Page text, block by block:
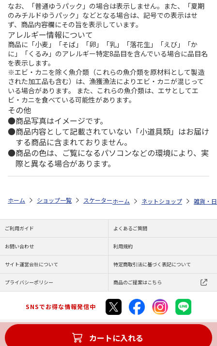
なお、「普通ゆうパック」の場合は表示しません。また、「夏期
のみチルドゆうパック」などとなる場合は、記号での表示はせ
ず、商品内容欄にその旨を表示しています。
アレルギー情報について
商品に「小麦」「そば」「卵」「乳」「落花生」「えび」「か
に」「くるみ」のアレルギー特定8品目を含んでいる場合に品目名
を表示します。
※エビ・カニを除く魚介類（これらの魚介類を原材料として製造
された加工品も含む）は、漁獲漁法によりエビ・カニが混じって
いる場合があります。 また、これらの魚介類は、エサとしてエ
ビ・カニを食べている可能性があります。
その他
商品写真はイメージです。
商品内容として記載されていない「小道具類」はお届け
する商品に含まれておりません。
商品の色は、ご覧になるパソコンなどの環境により、実
際と異なる場合があります。
カートに入れる
ホーム ショップ一覧 スケーター アクリル製クリアなお箸 21cm
ホーム ネットショップ 雑貨・
ご利用ガイド よくあるご質問
お問い合わせ 利用規約
サイト運営会社について 特定商取引法に基づく表記について
プライバシーポリシー 商品のご提案はこちら
SNSでお得な情報発信中